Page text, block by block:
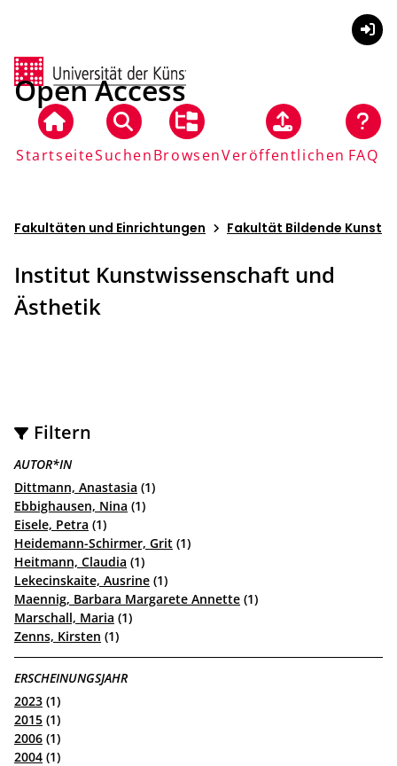
Open Access
StartseiteSuchenBrowsenVeröffentlichen FAQ
Fakultäten und Einrichtungen Fakultät Bildende Kunst
Institut Kunstwissenschaft und
Ästhetik
Filtern
AUTOR*IN
Dittmann, Anastasia (1)
Ebbighausen, Nina (1)
Eisele, Petra (1)
Heidemann-Schirmer, Grit (1)
Heitmann, Claudia (1)
Lekecinskaite, Ausrine (1)
Maennig, Barbara Margarete Annette (1)
Marschall, Maria (1)
Zenns, Kirsten (1)
ERSCHEINUNGSJAHR
2023 (1)
2015 (1)
2006 (1)
2004 (1)